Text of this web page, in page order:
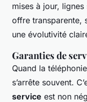
mises à jour, lignes
offre transparente,
une évolutivité
Garanties de
Quand la
s’arrête souvent.
service est non